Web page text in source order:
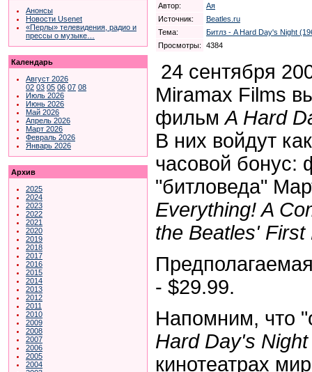
Анонсы
Новости Usenet
«Перлы» телевидения, радио и
прессы о музыке…
Календарь
Август 2026
02 03 05 06 07 08
Июль 2026
Июнь 2026
Май 2026
Апрель 2026
Март 2026
Февраль 2026
Январь 2026
Архив
2025
2024
2023
2022
2021
2020
2019
2018
2017
2016
2015
2014
2013
2012
2011
2010
2009
2008
2007
2006
2005
2004
Автор:
Ая
Источник:
Beatles.ru
Тема:
Битлз - A Hard Day's Night
Просмотры:
4384
24 сентября
Miramax Films
фильмA Hard
В них войдут
часовой бонус:
"битловеда"
Everything! A
the Beatles' First
- $29.99.
Напомним, что
Hard Day's
кинотеатрах